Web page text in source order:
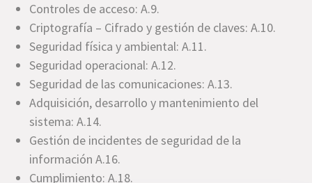
Controles de acceso: A.9.
Criptografía – Cifrado y gestión de claves: A.10.
Seguridad física y ambiental: A.11.
Seguridad operacional: A.12.
Seguridad de las comunicaciones: A.13.
Adquisición, desarrollo y mantenimiento del
sistema: A.14.
Gestión de incidentes de seguridad de la
información A.16.
Cumplimiento: A.18.